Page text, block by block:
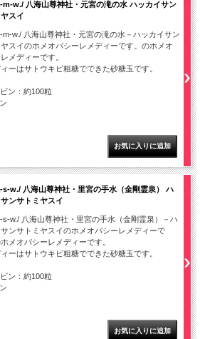
m-w./ 八海山尊神社・元宮の滝の水 ハッカイサン
スイ
m-w./ 八海山尊神社・元宮の滝の水－ハッカイサン
スイのホメオパシーレメディーです。のホメオ
メディーです。
ーはサトウキビ粗糖でできた砂糖玉です。
ン：約100粒
s-w./ 八海山尊神社・里宮の手水（金剛霊泉） ハ
ンサトミヤスイ
s-w./ 八海山尊神社・里宮の手水（金剛霊泉）－ハ
サンサトミヤスイのホメオパシーレメディーで
メオパシーレメディーです。
ーはサトウキビ粗糖でできた砂糖玉です。
ン：約100粒